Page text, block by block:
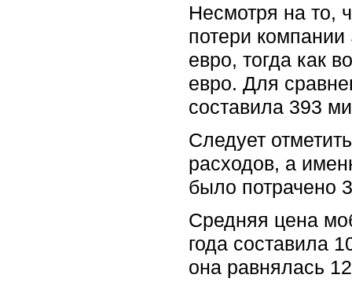
Несмотря на то,
потери
евро, тогда как
евро. Для
составила 393
Следует
расходов, а
было потрачено
Средняя цена
года составила
она равнялась